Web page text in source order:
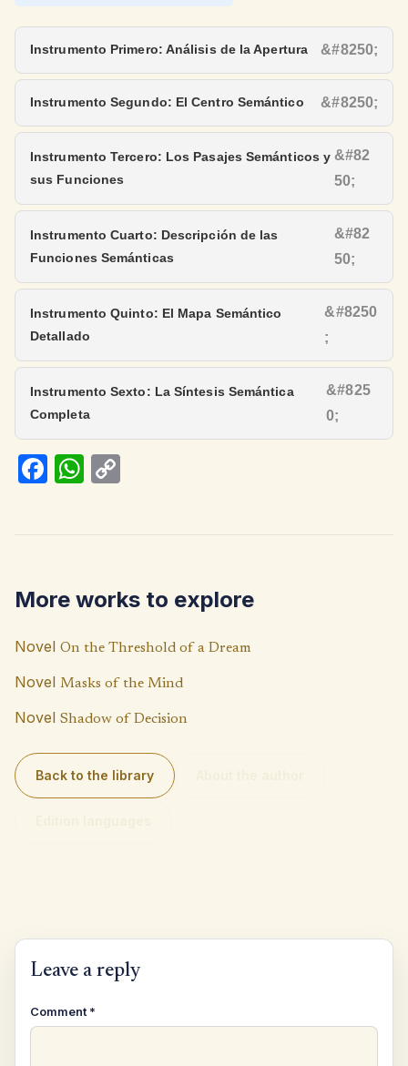
Instrumento Primero: Análisis de la Apertura
Instrumento Segundo: El Centro Semántico
Instrumento Tercero: Los Pasajes Semánticos y
sus Funciones
Instrumento Cuarto: Descripción de las
Funciones Semánticas
Instrumento Quinto: El Mapa Semántico
Detallado
Instrumento Sexto: La Síntesis Semántica
Completa
Fa
k
W
p
p
Li
n
k
More works to explore
Novel On the Threshold of a Dream
Novel Masks of the Mind
Novel Shadow of Decision
Back to the library
Leave a reply
Comment *